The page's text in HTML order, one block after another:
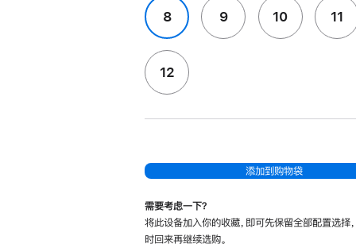
8 9 10 11
12
添加到购物袋
需要考虑一下？
将此设备加入你的收藏，即可先保留全部配置选择
时回来再继续选购。